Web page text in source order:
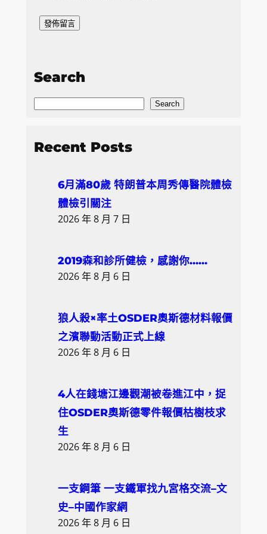
Search
S
a
Search
Recent Posts
6月滿80歲 特朗普本周秀傳醫院體檢
體檢引關注
2026 年 8 月 7 日
2019森和診所健檢，感謝你……
2026 年 8 月 6 日
狼人殺×率土OSDER奧斯德材料報價
之濱聯動活動正式上線
2026 年 8 月 6 日
4人在錢塘江邊觀潮被卷進江中，捉
住OSDER奧斯德零件報價枯樹枝求
生
2026 年 8 月 6 日
一支鋼筆 一支鐵軍找九宮格交流–文
史–中國作家網
2026 年 8 月 6 日